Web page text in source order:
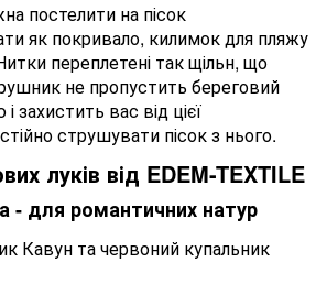
постелити на пісок
як покривало, килимок для пляжу
переплетені так щільн, що
не пропустить береговий
захистить вас від цієї
струшувати пісок з нього.
луків від EDEM-TEXTILE
- для романтичних натур